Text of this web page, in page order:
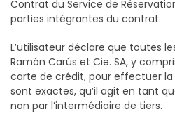
Contrat du Service de
parties intégrantes du contrat.
L’utilisateur déclare que toutes
Ramón Carús et Cie. SA, y
carte de crédit, pour effectuer
sont exactes, qu’il agit en tant
non par l’intermédiaire de tiers.